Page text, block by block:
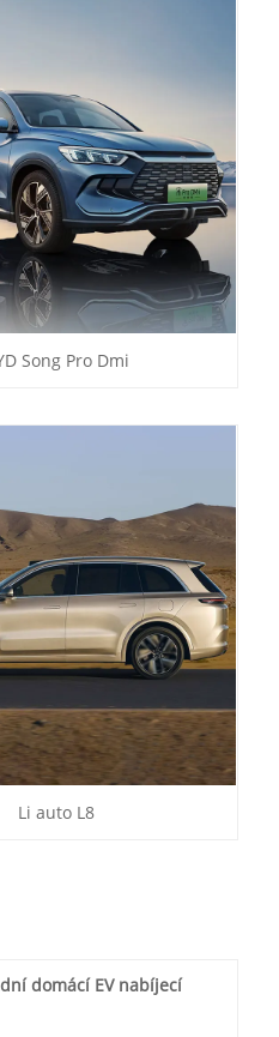
Song Pro Dmi
Li auto L8
domácí EV nabíjecí